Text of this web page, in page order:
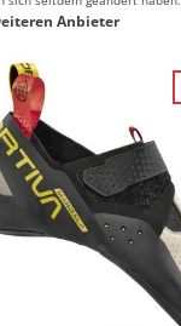
Anbieter